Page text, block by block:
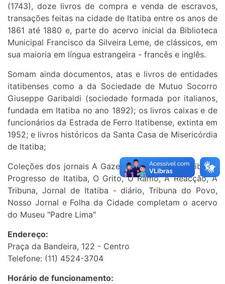
(1743), doze livros de compra e venda de escravos,
transações feitas na cidade de Itatiba entre os anos de
1861 até 1880 e, parte do acervo inicial da Biblioteca
Municipal Francisco da Silveira Leme, de clássicos, em
sua maioria em língua estrangeira - francês e inglês.
Somam ainda documentos, atas e livros de entidades
itatibenses como a da Sociedade de Mutuo Socorro
Giuseppe Garibaldi (sociedade formada por italianos,
fundada em Itatiba no ano 1892); os livros caixas e de
funcionários da Estrada de Ferro Itatibense, extinta em
1952; e livros históricos da Santa Casa de Misericórdia
de Itatiba;
Coleções dos jornais A Gazeta de Itatiba, O Itatiba, O
Progresso de Itatiba, O Grito, O Ramo, A Reacção, A
Tribuna, Jornal de Itatiba - diário, Tribuna do Povo,
Nosso Jornal e Folha da Cidade completam o acervo
do Museu "Padre Lima"
Endereço:
Praça da Bandeira, 122 - Centro
Telefone: (11) 4524-3704
Horário de funcionamento: